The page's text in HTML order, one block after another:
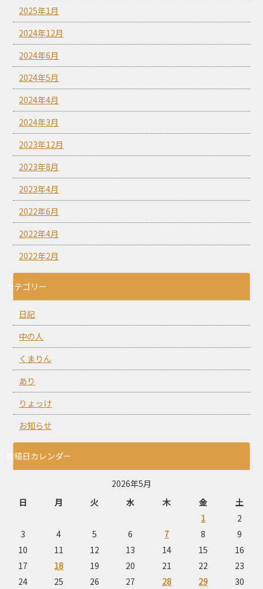
2025年1月
2024年12月
2024年6月
2024年5月
2024年4月
2024年3月
2023年12月
2023年8月
2023年4月
2022年6月
2022年4月
2022年2月
カテゴリー
日記
中の人
くまりん
あり
りょっけ
お知らせ
投稿日カレンダー
2026年5月
日
月 火 水 木 金
土
1
2
3
4 5 6 7 8
9
10
11 12 13 14 15
16
17
18 19 20 21 22
23
24
25 26 27 28 29 30